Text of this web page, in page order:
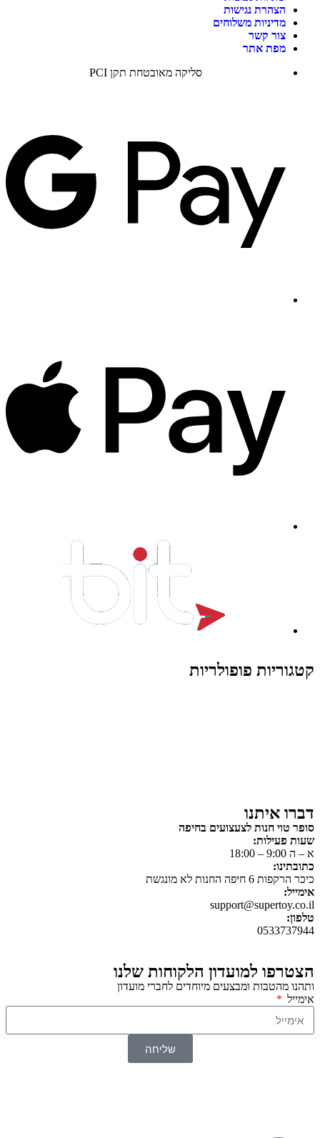
הצהרת נגישות
מדיניות משלוחים
צור קשר
מפת אתר
סליקה מאובטחת תקן PCI
קטגוריות פופולריות
דברו איתנו
סופר טוי חנות לצעצועים בחיפה
שעות פעילות:
א – ה 9:00 – 18:00
כתובתינו:
כיכר הרקפות 6 חיפה החנות לא מונגשת
אימייל:
support@supertoy.co.il
טלפון:
0533737944
הצטרפו למועדון הלקוחות שלנו
ותהנו מהטבות ומבצעים מיוחדים לחברי מועדון
אימייל
שליחה